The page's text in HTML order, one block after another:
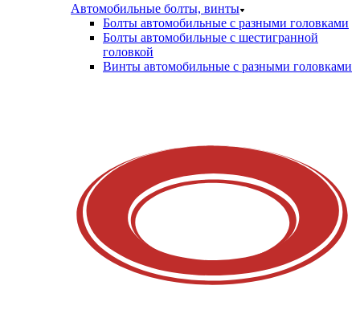
Автомобильные болты, винты
Болты автомобильные с разными головками
Болты автомобильные с шестигранной
головкой
Винты автомобильные с разными головками